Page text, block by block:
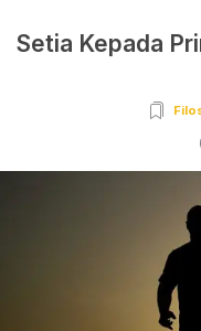
Setia Kepada